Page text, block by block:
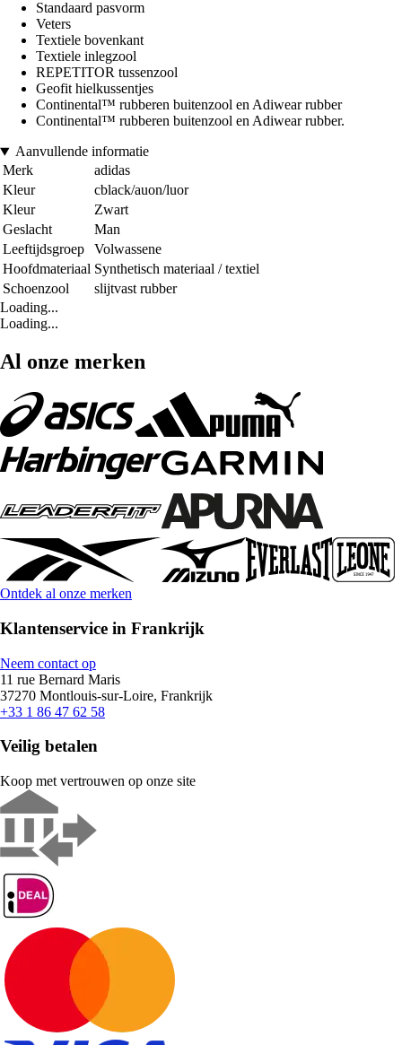
Standaard pasvorm
Veters
Textiele bovenkant
Textiele inlegzool
REPETITOR tussenzool
Geofit hielkussentjes
Continental™ rubberen buitenzool en Adiwear rubber
Continental™ rubberen buitenzool en Adiwear rubber.
Aanvullende informatie
Merk
adidas
Kleur
cblack/auon/luor
Kleur
Zwart
Geslacht
Man
Leeftijdsgroep
Volwassene
Hoofdmateriaal Synthetisch materiaal / textiel
Schoenzool
slijtvast rubber
Loading...
Loading...
Al onze merken
Ontdek al onze merken
Klantenservice in Frankrijk
Neem contact op
11 rue Bernard Maris
37270 Montlouis-sur-Loire, Frankrijk
+33 1 86 47 62 58
Veilig betalen
Koop met vertrouwen op onze site